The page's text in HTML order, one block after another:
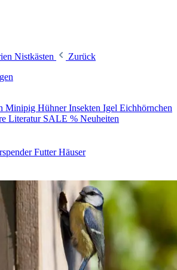
Nistkästen
Zurück
Minipig HühnerInsekten Igel Eichhörnchen
Literatur SALE % Neuheiten
Futter Häuser